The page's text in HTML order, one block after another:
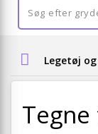
Legetøj